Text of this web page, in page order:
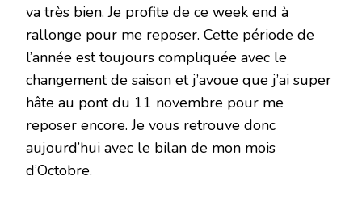
va très bien. Je profite de ce week end à
rallonge pour me reposer. Cette période de
l’année est toujours compliquée avec le
changement de saison et j’avoue que j’ai super
hâte au pont du 11 novembre pour me
reposer encore. Je vous retrouve donc
aujourd’hui avec le bilan de mon mois
d’Octobre.